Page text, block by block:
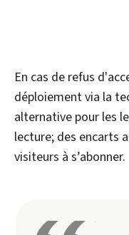
En cas de refus
déploiement via la
alternative pour les
lecture; des encarts
visiteurs à s’abonner.